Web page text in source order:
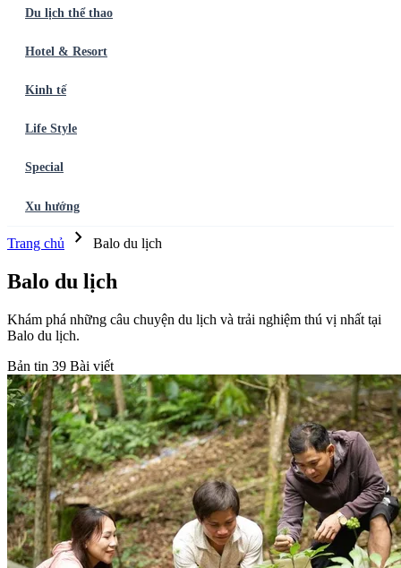
Du lịch thể thao
Hotel & Resort
Kinh tế
Life Style
Special
Xu hướng
Trang chủ Ẩm thực
thaoHotel & ResortKinh tế
Trang chủ chevron_right Balo du lịch
Balo du lịch
Khám phá những câu chuyện du lịch và trải nghiệm thú vị nhất tại
Balo du lịch.
Bản tin 39 Bài viết